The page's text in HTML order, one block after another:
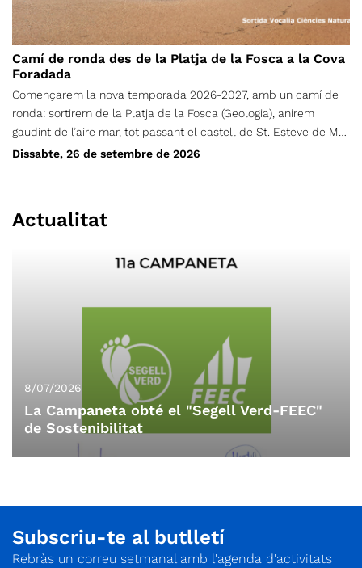
Camí de ronda des de la Platja de la Fosca a la Cova
Foradada
Començarem la nova temporada 2026-2027, amb un camí de
ronda: sortirem de la Platja de la Fosca (Geologia), anirem
gaudint de l’aire mar, tot passant el castell de St. Esteve de Mar
(Cultura), Pineda d’en Gori (flora), Cala S’Alquer (paisatge), Platja
Fosca (on hi ha més serveis). A un hora prudencial tornarem cap
de litoral, així com dels paisatges marins. Salut, flors i alguna
Dissabte, 26 de setembre de 2026
Actualitat
8/07/2026
La Campaneta obté el "Segell Verd-FEEC"
de Sostenibilitat
Subscriu-te al butlletí
Rebràs un correu setmanal amb l'agenda d'activitats